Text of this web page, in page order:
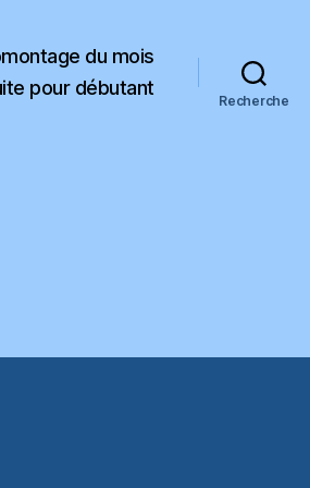
du mois
pour débutant
Recherche